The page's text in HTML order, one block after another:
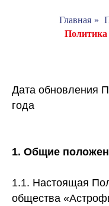
Главная »
Политика
Дата обновления
года
1. Общие
1.1. Настоящая
общества